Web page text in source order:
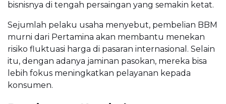
bisnisnya di tengah persaingan yang semakin ketat.
Sejumlah pelaku usaha menyebut, pembelian BBM
murni dari Pertamina akan membantu menekan
risiko fluktuasi harga di pasaran internasional. Selain
itu, dengan adanya jaminan pasokan, mereka bisa
lebih fokus meningkatkan pelayanan kepada
konsumen.